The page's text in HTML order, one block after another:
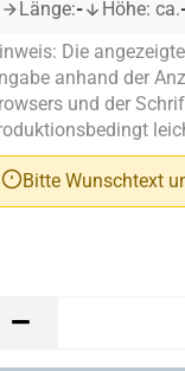
Länge:- Höhe: ca.
Die
anhand der
und der
Bitte Wunschtext